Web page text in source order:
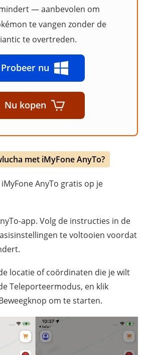
— aanbevolen om
te vangen zonder de
te overtreden.
Probeer nu
Nu kopen
met iMyFone AnyTo?
AnyTo gratis op je
app. Volg de instructies in de
te voltooien voordat
locatie of coördinaten die je wilt
Teleporteermodus, en klik
om te starten.